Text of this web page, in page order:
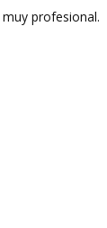
profesional.